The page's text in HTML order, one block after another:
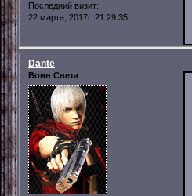
Последний визит:
22 марта, 2017г. 21:29:35
Dante
Воин Света